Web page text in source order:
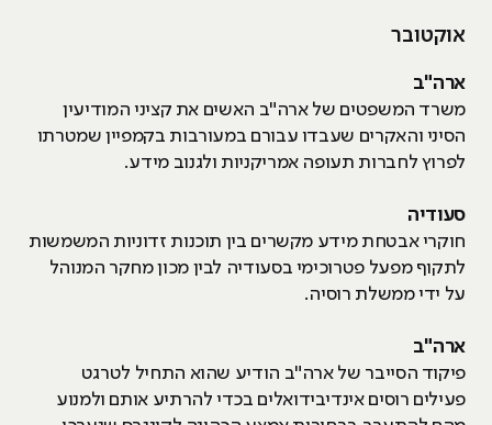
אוקטובר
ארה"ב
משרד המשפטים של ארה"ב האשים את קציני המודיעין
הסיני והאקרים שעבדו עבורם במעורבות בקמפיין שמטרתו
לפרוץ לחברות תעופה אמריקניות ולגנוב מידע.
סעודיה
חוקרי אבטחת מידע מקשרים בין תוכנות זדוניות המשמשות
לתקוף מפעל פטרוכימי בסעודיה לבין מכון מחקר המנוהל
על ידי ממשלת רוסיה.
ארה"ב
פיקוד הסייבר של ארה"ב הודיע שהוא התחיל לטרגט
פעילים רוסים אינדיבידואלים בכדי להרתיע אותם ולמנוע